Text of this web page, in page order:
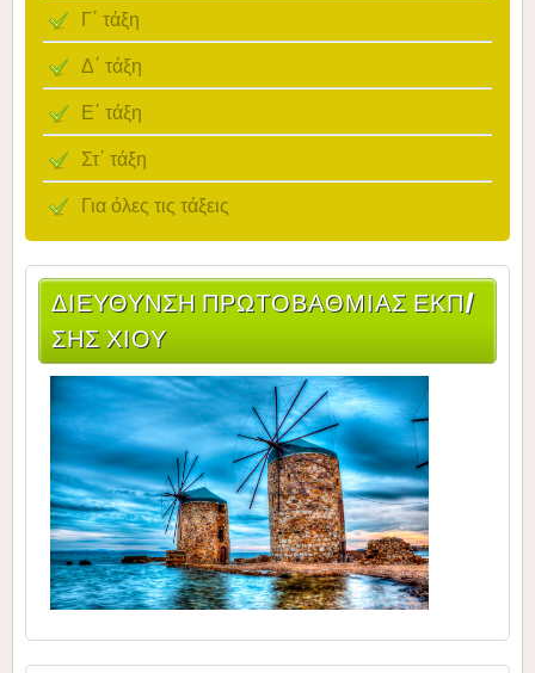
Γ΄ τάξη
Δ΄ τάξη
Ε΄ τάξη
Στ΄ τάξη
Για όλες τις τάξεις
ΔΙΕΎΘΥΝΣΗ ΠΡΩΤΟΒΆΘΜΙΑΣ ΕΚΠ/
ΣΗΣ ΧΊΟΥ